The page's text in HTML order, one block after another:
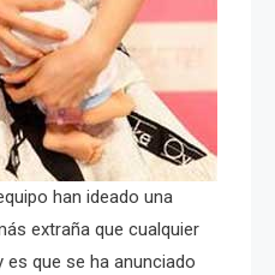
han ideado una
extraña que cualquier
es que se ha anunciado